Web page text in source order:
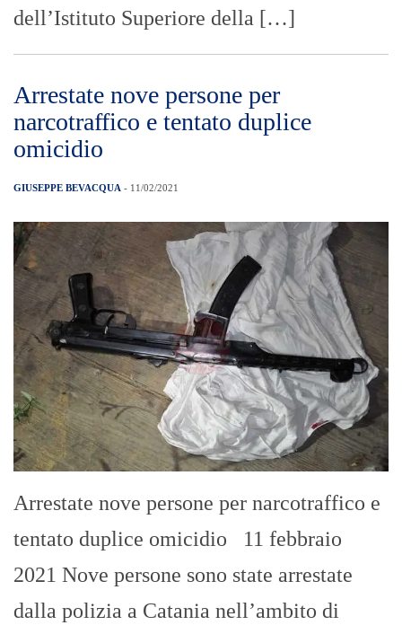
dell’Istituto Superiore della […]
Arrestate nove persone per
narcotraffico e tentato duplice
omicidio
GIUSEPPE BEVACQUA - 11/02/2021
Arrestate nove persone per narcotraffico e
tentato duplice omicidio 11 febbraio
2021 Nove persone sono state arrestate
dalla polizia a Catania nell’ambito di